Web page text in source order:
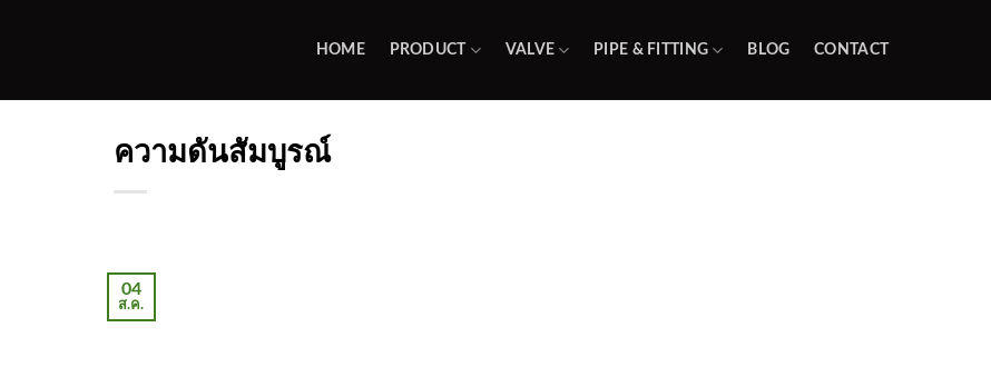
HOME PRODUCT VALVE PIPE & FITTING BLOG CONTACT
ความดันสัมบูรณ์
04
ส.ค.